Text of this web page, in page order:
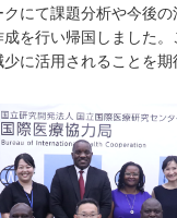
にて課題分析や今後
を行い帰国しました
に活用されることを期